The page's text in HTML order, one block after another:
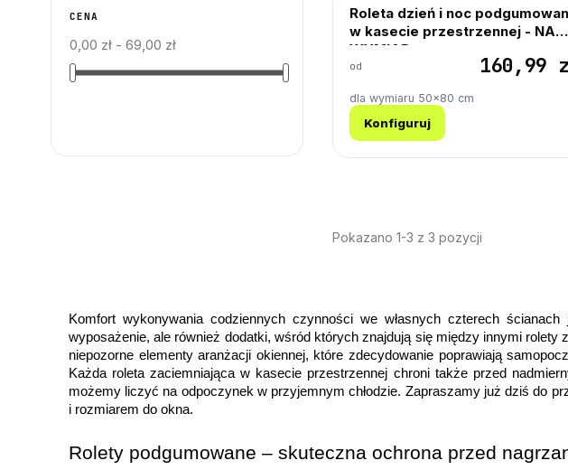
CENA
0,00 zł - 69,00 zł
Roleta dzień i noc
w kasecie przestrzennej - NA
WYMIAR
od 160,99
dla wymiaru 50×80 cm
Konfiguruj
Pokazano 1-3 z 3 pozycji
Komfort wykonywania codziennych czynności we własnych czterech
wyposażenie, ale również dodatki, wśród których znajdują się między innymi
niepozorne elementy aranżacji okiennej, które zdecydowanie poprawiają
Każda roleta zaciemniająca w kasecie przestrzennej chroni także przed
możemy liczyć na odpoczynek w przyjemnym chłodzie. Zapraszamy już dziś do
i rozmiarem do okna.
Rolety podgumowane – skuteczna ochrona przed